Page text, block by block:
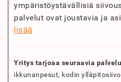
ympäristöystävällisiä
palvelut ovat joustavia ja
lisää
Yritys tarjoaa seuraavia
ikkunanpesut, kodin